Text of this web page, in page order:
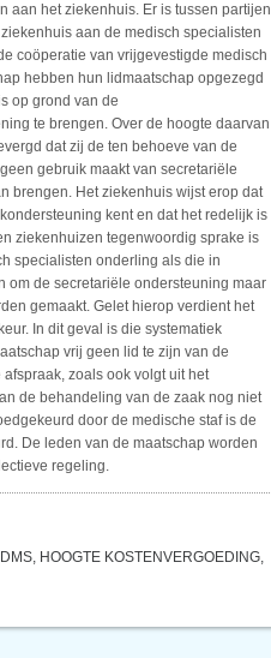
aan het ziekenhuis. Er is tussen partijen
aan de medisch specialisten
coöperatie van vrijgevestigde medisch
hebben hun lidmaatschap opgezegd
op grond van de
te brengen. Over de hoogte daarvan
dat zij de ten behoeve van de
gebruik maakt van secretariële
brengen. Het ziekenhuis wijst erop dat
kent en dat het redelijk is
ziekenhuizen tegenwoordig sprake is
specialisten onderling als die in
om de secretariële ondersteuning maar
gemaakt. Gelet hierop verdient het
In dit geval is die systematiek
vrij geen lid te zijn van de
zoals ook volgt uit het
de behandeling van de zaak nog niet
door de medische staf is de
De leden van de maatschap worden
regeling.
HOOGTE KOSTENVERGOEDING,